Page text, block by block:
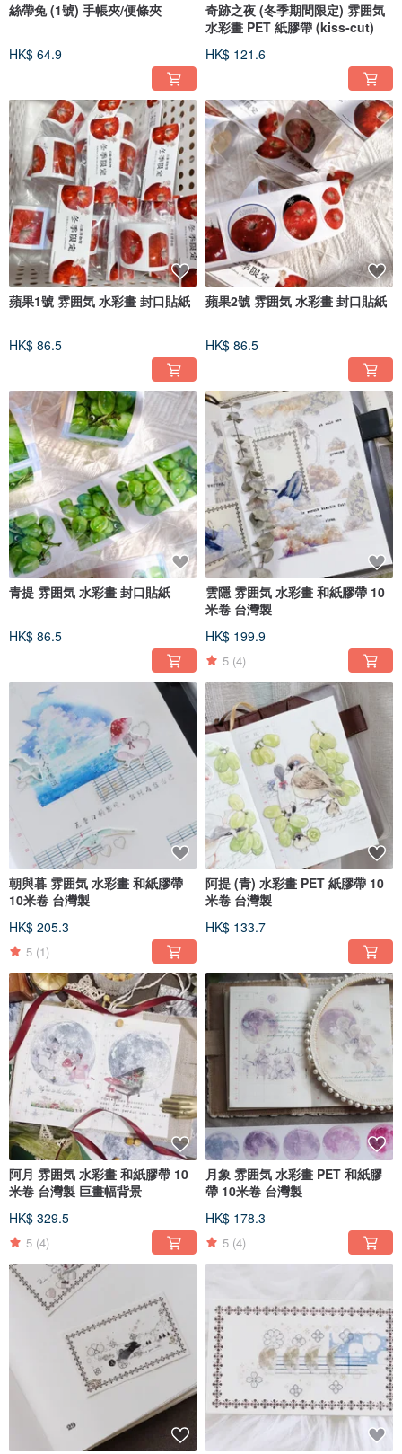
絲帶兔 (1號) 手帳夾/便條夾
HK$ 64.9
奇跡之夜 (冬季期間限定) 雰囲気
水彩畫 PET 紙膠帶 (kiss-cut)
HK$ 121.6
蘋果1號 雰囲気 水彩畫 封口貼紙
HK$ 86.5
蘋果2號 雰囲気 水彩畫 封口貼紙
HK$ 86.5
青提 雰囲気 水彩畫 封口貼紙
HK$ 86.5
雲隱 雰囲気 水彩畫 和紙膠帶 10
米卷 台灣製
HK$ 199.9
5 (4)
朝與暮 雰囲気 水彩畫 和紙膠帶
10米卷 台灣製
HK$ 205.3
5 (1)
阿提 (青) 水彩畫 PET 紙膠帶 10
米卷 台灣製
HK$ 133.7
阿月 雰囲気 水彩畫 和紙膠帶 10
米卷 台灣製 巨畫幅背景
HK$ 329.5
5 (4)
月象 雰囲気 水彩畫 PET 和紙膠
帶 10米卷 台灣製
HK$ 178.3
5 (4)